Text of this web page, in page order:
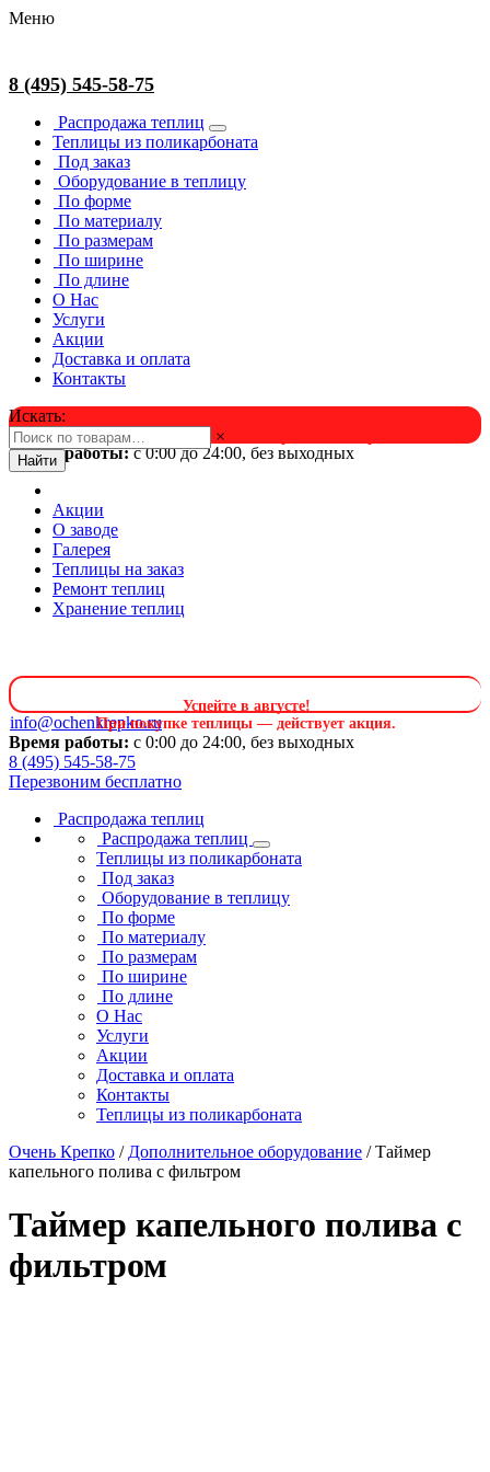
Меню
8 (495) 545-58-75
Распродажа теплиц
Теплицы из поликарбоната
Под заказ
Оборудование в теплицу
По форме
По материалу
По размерам
По ширине
По длине
О Нас
Услуги
Акции
Доставка и оплата
Контакты
Искать:
×
Найти
Успейте в августе! Скидка и подарок на выбор. Звоните!
Время работы:с 0:00 до 24:00, без выходных
Акции
О заводе
Галерея
Теплицы на заказ
Ремонт теплиц
Хранение теплиц
Успейте в августе!
При покупке теплицы — действует акция.
info@ochenkrepko.ru
Время работы: с 0:00 до 24:00, без выходных
8 (495) 545-58-75
Перезвоним бесплатно
Распродажа теплиц
Распродажа теплиц
Теплицы из поликарбоната
Под заказ
Оборудование в теплицу
По форме
По материалу
По размерам
По ширине
По длине
О Нас
Услуги
Акции
Доставка и оплата
Контакты
Теплицы из поликарбоната
Очень Крепко / Дополнительное оборудование / Таймер
капельного полива с фильтром
Таймер капельного полива с
фильтром